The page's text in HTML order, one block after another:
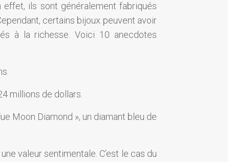
ils sont généralement fabriqués
certains bijoux peuvent avoir
à la richesse. Voici 10 anecdotes
millions de dollars.
Moon Diamond », un diamant bleu de
valeur sentimentale. C’est le cas du